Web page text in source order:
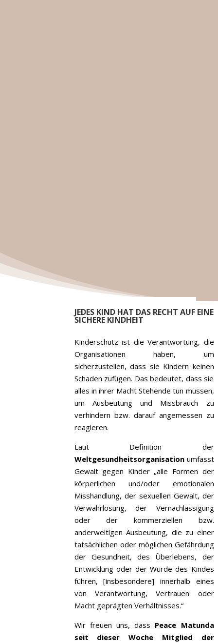
JEDES KIND HAT DAS RECHT AUF EINE
SICHERE KINDHEIT
Kinderschutz ist die Verantwortung, die
Organisationen haben, um
sicherzustellen, dass sie Kindern keinen
Schaden zufügen. Das bedeutet, dass sie
alles in ihrer Macht Stehende tun müssen,
um Ausbeutung und Missbrauch zu
verhindern bzw. darauf angemessen zu
reagieren.
Laut Definition der
Weltgesundheitsorganisationumfasst
Gewalt gegen Kinder „alle Formen der
körperlichen und/oder emotionalen
Misshandlung, der sexuellen Gewalt, der
Verwahrlosung, der Vernachlässigung
oder der kommerziellen bzw.
anderweitigen Ausbeutung, die zu einer
tatsächlichen oder möglichen Gefährdung
der Gesundheit, des Überlebens, der
Entwicklung oder der Würde des Kindes
führen, [insbesondere] innerhalb eines
von Verantwortung, Vertrauen oder
Macht geprägten Verhältnisses.“
Wir freuen uns, dass Peace Matunda
seit dieser Woche Mitglied der